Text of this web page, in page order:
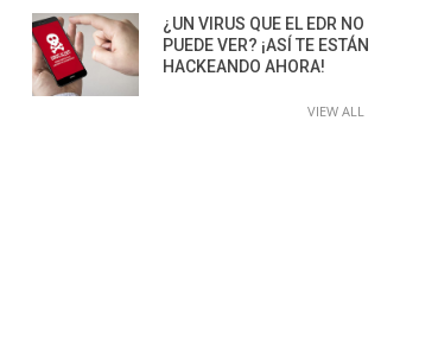
¿UN VIRUS QUE EL EDR NO
PUEDE VER? ¡ASÍ TE ESTÁN
HACKEANDO AHORA!
VIEW ALL